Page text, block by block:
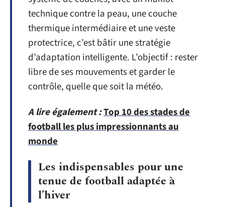
technique contre la peau, une couche
thermique intermédiaire et une veste
protectrice, c’est bâtir une stratégie
d’adaptation intelligente. L’objectif : rester
libre de ses mouvements et garder le
contrôle, quelle que soit la météo.
A lire également :Top 10 des stades de
football les plus impressionnants au
monde
Les indispensables pour une
tenue de football adaptée à
l’hiver